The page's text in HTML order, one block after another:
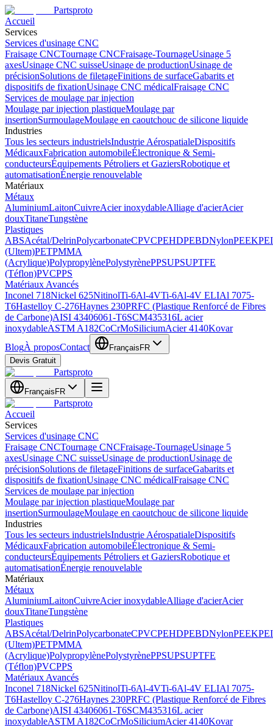
Partsproto
Accueil
Services
Services d'usinage CNC
Fraisage CNCTournage CNCFraisage-TournageUsinage 5
axesUsinage CNC suisseUsinage de productionUsinage de
précisionSolutions de filetageFinitions de surfaceGabarits et
dispositifs de fixationUsinage CNC médicalFraisage CNC
Services de moulage par injection
Moulage par injection plastiqueMoulage par
insertionSurmoulageMoulage en caoutchouc de silicone liquide
Industries
Tous les secteurs industrielsIndustrie AérospatialeDispositifs
MédicauxFabrication automobileÉlectronique & Semi-
conducteursÉquipements Pétroliers et GaziersRobotique et
automatisationÉnergie renouvelable
Matériaux
Métaux
AluminiumLaitonCuivreAcier inoxydableAlliage d'acierAcier
douxTitaneTungstène
Plastiques
ABSAcétal/DelrinPolycarbonateCPVCPEHDPEBDNylonPEEKPEI
(Ultem)PETPMMA
(Acrylique)PolypropylènePolystyrènePPSUPSUPTFE
(Téflon)PVCPPS
Matériaux Avancés
Inconel 718Nickel 625NitinolTi-6Al-4VTi-6Al-4V ELIAl 7075-
T6Hastelloy C-276Haynes 230PRFC (Plastique Renforcé de Fibres
de Carbone)AISI 43406061-T6SCM435316L acier
inoxydableASTM A182CoCrMoSiliciumAcier 4140Kovar
BlogÀ proposContact Français FR
Devis Gratuit
Partsproto
Français FR
Partsproto
Accueil
Services
Services d'usinage CNC
Fraisage CNCTournage CNCFraisage-TournageUsinage 5
axesUsinage CNC suisseUsinage de productionUsinage de
précisionSolutions de filetageFinitions de surfaceGabarits et
dispositifs de fixationUsinage CNC médicalFraisage CNC
Services de moulage par injection
Moulage par injection plastiqueMoulage par
insertionSurmoulageMoulage en caoutchouc de silicone liquide
Industries
Tous les secteurs industrielsIndustrie AérospatialeDispositifs
MédicauxFabrication automobileÉlectronique & Semi-
conducteursÉquipements Pétroliers et GaziersRobotique et
automatisationÉnergie renouvelable
Matériaux
Métaux
AluminiumLaitonCuivreAcier inoxydableAlliage d'acierAcier
douxTitaneTungstène
Plastiques
ABSAcétal/DelrinPolycarbonateCPVCPEHDPEBDNylonPEEKPEI
(Ultem)PETPMMA
(Acrylique)PolypropylènePolystyrènePPSUPSUPTFE
(Téflon)PVCPPS
Matériaux Avancés
Inconel 718Nickel 625NitinolTi-6Al-4VTi-6Al-4V ELIAl 7075-
T6Hastelloy C-276Haynes 230PRFC (Plastique Renforcé de Fibres
de Carbone)AISI 43406061-T6SCM435316L acier
inoxydableASTM A182CoCrMoSiliciumAcier 4140Kovar